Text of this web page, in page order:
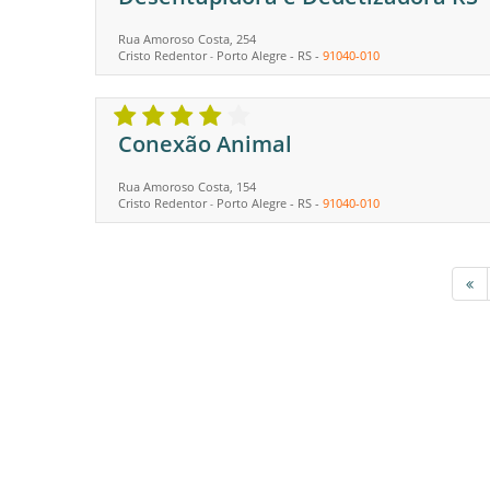
Rua Amoroso Costa, 254
Cristo Redentor - Porto Alegre - RS - 91040-010
Conexão Animal
Rua Amoroso Costa, 154
Cristo Redentor - Porto Alegre - RS - 91040-010